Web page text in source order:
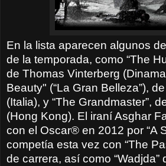
En la lista aparecen algunos
de la temporada, como “The
de Thomas Vinterberg
Beauty" (“La Gran Belleza”),
(Italia), y “The Grandmaster”,
(Hong Kong). El iraní Asghar
con el Oscar® en 2012 por “A
competía esta vez con “The
de carrera, así como